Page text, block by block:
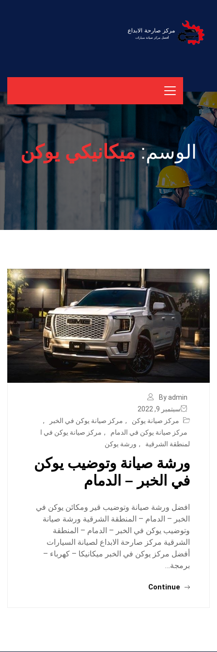
الوسم:ميكانيكي يوكن
By admin
سبتمبر 9, 2022
مركز صيانة يوكن
, مركز صيانة يوكن في الخبر
,
مركز صيانة يوكن في الدمام
, مركز صيانة يوكن في ا
لمنطقة الشرقية
, ورشة يوكن
ورشة صيانة وتوضيب يوكن
في الخبر – الدمام
افضل ورشة صيانة وتوضيب قير ومكائن يوكن في
الخبر – الدمام – المنطقة الشرقية ورشة صيانة
وتوضيب يوكن في الخبر – الدمام – المنطقة
الشرقية مركز صارحة الابداع لصيانة السيارات
أفضل مركز يوكن في الخبر ميكانيكا – كهرباء –
برمجة…
Continue